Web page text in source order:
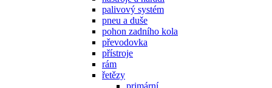
palivový systém
pneu a duše
pohon zadního kola
převodovka
přístroje
rám
řetězy
primární